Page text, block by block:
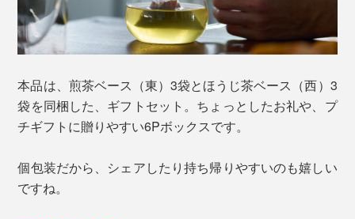
本品は、煎茶ベース（東）3袋とほうじ茶ベース（西）3
袋を同梱した、ギフトセット。ちょっとしたお礼や、プ
チギフトに贈りやすい6Pボックスです。
個包装だから、シェアしたり持ち帰りやすいのも嬉しい
ですね。